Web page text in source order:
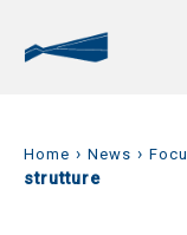
Home › News ›
strutture